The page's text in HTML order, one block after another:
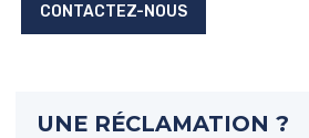
CONTACTEZ-NOUS
UNE RÉCLAMATION ?